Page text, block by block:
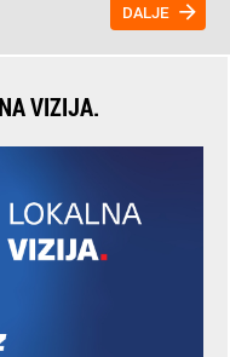
DALJE
VIZIJA.